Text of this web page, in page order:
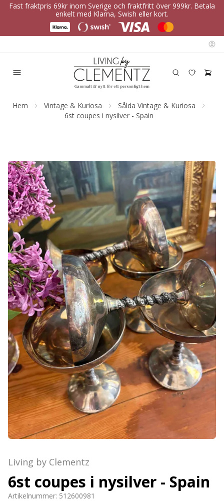
Fast fraktpris 69kr inom Sverige och fraktfritt över 999kr. Betala
enkelt med Klarna, Swish eller kort.
Hem Vintage & Kuriosa
Sålda Vintage & Kuriosa
6st coupes i nysilver - Spain
Living by Clementz
6st coupes i nysilver - Spain
Artikelnummer: 512600981